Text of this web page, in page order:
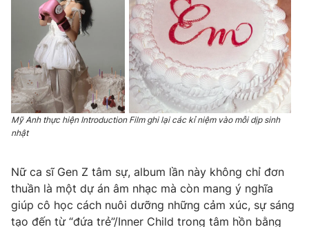
Theo dõi báo trên
Cơ quan chủ quản: Đài Truyền hình Việt Nam
Cơ quan báo chí:Thời báo VTV
Giấy phép hoạt động báo in và báo điện tử số 483/GP-BTTTT
Phó Tổng Biên tập: Nguyễn Thị Mỹ Hạnh, Phạm Quốc Thắng,
Nguyễn Trọng Ninh
Tổng đài VTV: 024.38 355 931 - 024.38 355 932
Mỹ Anh thực hiện Introduction Film ghi lại các kỉ niệm vào mỗi dịp sinh
nhật
Nữ ca sĩ Gen Z tâm sự, album lần này không chỉ đơn
thuần là một dự án âm nhạc mà còn mang ý nghĩa
giúp cô học cách nuôi dưỡng những cảm xúc, sự sáng
tạo đến từ “đứa trẻ”/Inner Child trong tâm hồn bằng